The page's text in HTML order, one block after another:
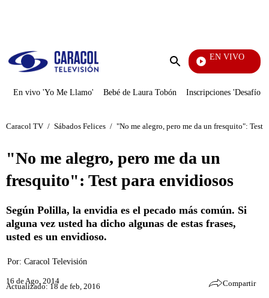
Enviar
EN VIVO
Televentas
En vivo 'Yo Me Llamo' Bebé de Laura Tobón Inscripciones 'Desafío'
Caracol TV / Sábados Felices / "No me alegro, pero me da un fresquito": Test
"No me alegro, pero me da un
fresquito": Test para envidiosos
Según Polilla, la envidia es el pecado más común. Si
alguna vez usted ha dicho algunas de estas frases,
usted es un envidioso.
Por: Caracol Televisión
16 de Ago, 2014
Actualizado: 18 de feb, 2016 Compartir